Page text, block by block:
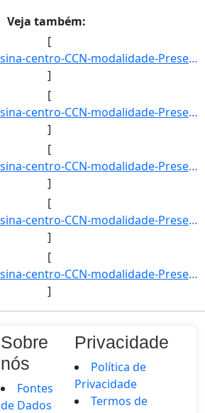
Veja também:
[
494: municipio-Teresina-centro-CCN-modalidade-Presencial-convenio--selecao-SISU_COTA-cota-AA-1-sexo-F-uf-]
]
[
495: municipio-Teresina-centro-CCN-modalidade-Presencial-convenio--selecao-SISU_COTA-cota-AA-1-sexo-M-uf-]
]
[
496: municipio-Teresina-centro-CCN-modalidade-Presencial-convenio--selecao-SISU_COTA-cota-AA-2-sexo-F-uf-]
]
[
497: municipio-Teresina-centro-CCN-modalidade-Presencial-convenio--selecao-SISU_COTA-cota-AA-2-sexo-M-uf-]
]
[
498: municipio-Teresina-centro-CCN-modalidade-Presencial-convenio--selecao-SISU_COTA-cota-AA-3-sexo-F-uf-]
]
Sobre
nós
Fontes
de Dados
Privacidade
Política de
Privacidade
Termos de